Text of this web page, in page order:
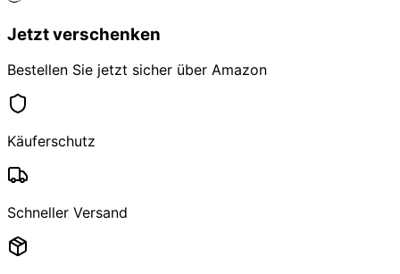
Jetzt verschenken
Bestellen Sie jetzt sicher über Amazon
Käuferschutz
Schneller Versand